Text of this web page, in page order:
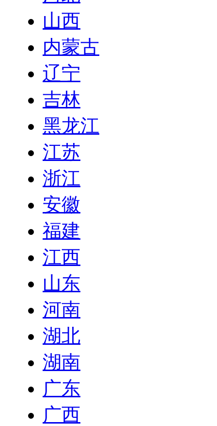
山西
内蒙古
辽宁
吉林
黑龙江
江苏
浙江
安徽
福建
江西
山东
河南
湖北
湖南
广东
广西